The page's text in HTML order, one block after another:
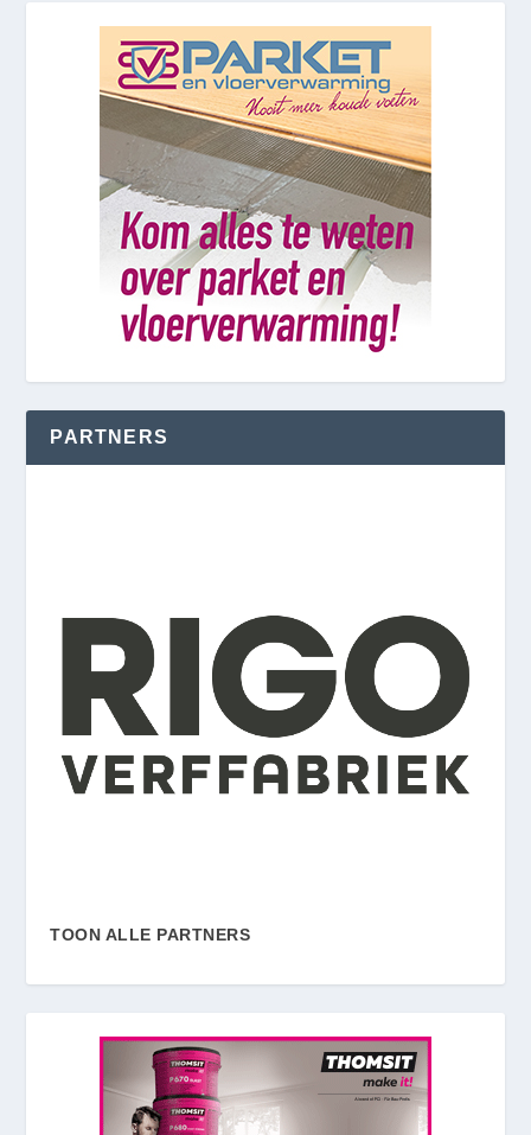
PARTNERS
TOON ALLE PARTNERS